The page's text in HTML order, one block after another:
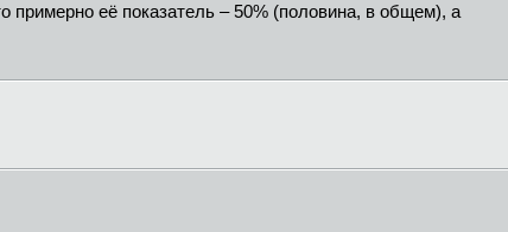
примерно её показатель – 50% (половина, в общем), а